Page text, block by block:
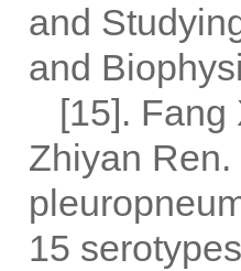
and
and
[15].
Zhiyan
15